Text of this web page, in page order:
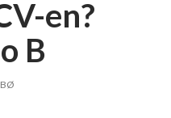
en?
B